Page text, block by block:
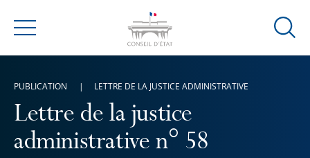
Menu
Ouvrir
Lettre de la justice
administrative n° 58
PUBLICATION LETTRE DE LA JUSTICE ADMINISTRATIVE